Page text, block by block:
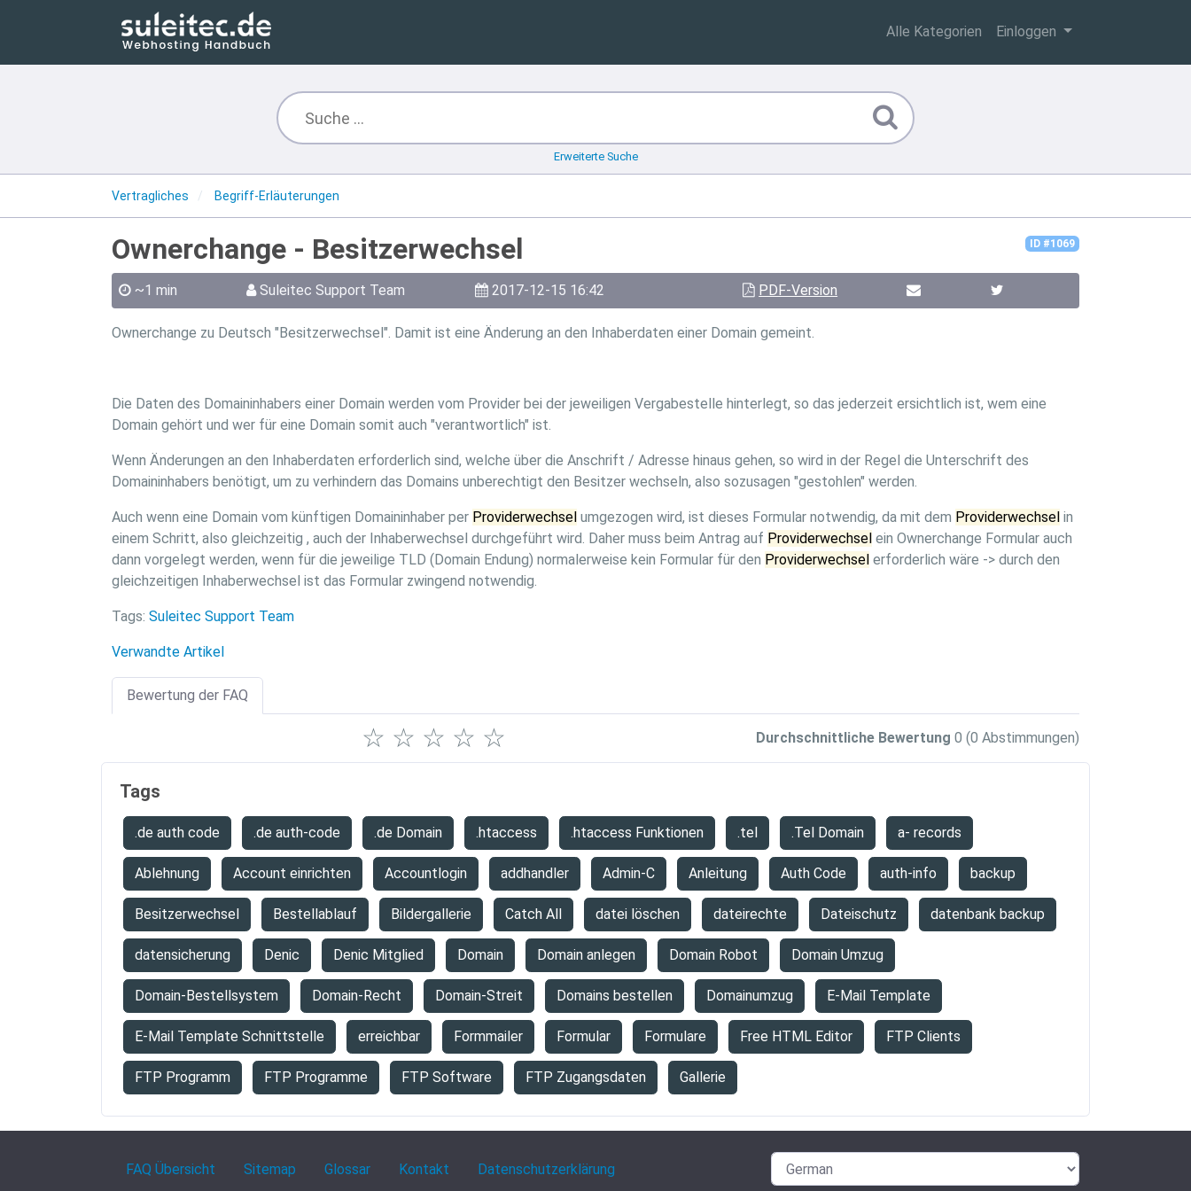
Alle Kategorien Einloggen
Erweiterte Suche
Vertragliches Begriff-Erläuterungen
ID #1069
Ownerchange - Besitzerwechsel
~1 min Suleitec Support Team 2017-12-15 16:42 PDF-Version
Ownerchange zu Deutsch "Besitzerwechsel". Damit ist eine Änderung an den Inhaberdaten einer Domain gemeint.
Die Daten des Domaininhabers einer Domain werden vom Provider bei der jeweiligen Vergabestelle hinterlegt, so das jederzeit ersichtlich ist, wem eine
Domain gehört und wer für eine Domain somit auch "verantwortlich" ist.
Wenn Änderungen an den Inhaberdaten erforderlich sind, welche über die Anschrift / Adresse hinaus gehen, so wird in der Regel die Unterschrift des
Domaininhabers benötigt, um zu verhindern das Domains unberechtigt den Besitzer wechseln, also sozusagen "gestohlen" werden.
Auch wenn eine Domain vom künftigen Domaininhaber per Providerwechsel umgezogen wird, ist dieses Formular notwendig, da mit dem Providerwechsel in
einem Schritt, also gleichzeitig , auch der Inhaberwechsel durchgeführt wird. Daher muss beim Antrag auf Providerwechsel ein Ownerchange Formular auch
dann vorgelegt werden, wenn für die jeweilige TLD (Domain Endung) normalerweise kein Formular für den Providerwechsel erforderlich wäre -> durch den
gleichzeitigen Inhaberwechsel ist das Formular zwingend notwendig.
Tags: Suleitec Support Team
Verwandte Artikel
Bewertung der FAQ
☆
☆
☆
☆
☆ Durchschnittliche Bewertung 0 (0 Abstimmungen)
Tags
.de auth code .de auth-code .de Domain .htaccess .htaccess Funktionen .tel .Tel Domain a- records
Ablehnung Account einrichten Accountlogin addhandler Admin-C Anleitung Auth Code auth-info backup
Besitzerwechsel Bestellablauf Bildergallerie Catch All datei löschen dateirechte Dateischutz datenbank backup
datensicherung Denic Denic Mitglied Domain Domain anlegen Domain Robot Domain Umzug
Domain-Bestellsystem Domain-Recht Domain-Streit Domains bestellen Domainumzug E-Mail Template
E-Mail Template Schnittstelle erreichbar Formmailer Formular Formulare Free HTML Editor FTP Clients
FTP Programm FTP Programme FTP Software FTP Zugangsdaten Gallerie
FAQ Übersicht Sitemap Glossar Kontakt Datenschutzerklärung